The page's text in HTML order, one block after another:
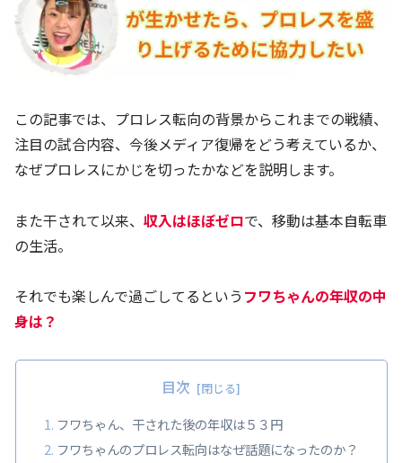
この記事では、プロレス転向の背景からこれまでの戦績、
注目の試合内容、今後メディア復帰をどう考えているか、
なぜプロレスにかじを切ったかなどを説明します。
また干されて以来、 収入はほぼゼロで、移動は基本自転車
の生活。
それでも楽しんで過ごしてるという フワちゃんの年収の中
身は？
目次
フワちゃん、干された後の年収は５３円
フワちゃんのプロレス転向はなぜ話題になったのか？